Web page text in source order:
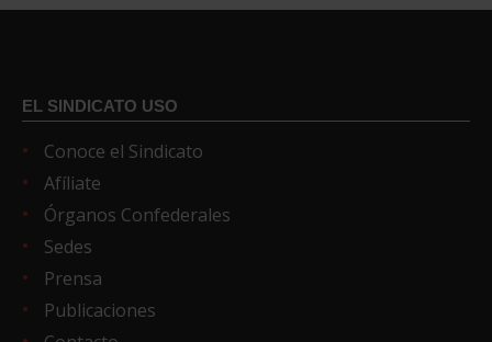
EL SINDICATO USO
Conoce el Sindicato
Afíliate
Órganos Confederales
Sedes
Prensa
Publicaciones